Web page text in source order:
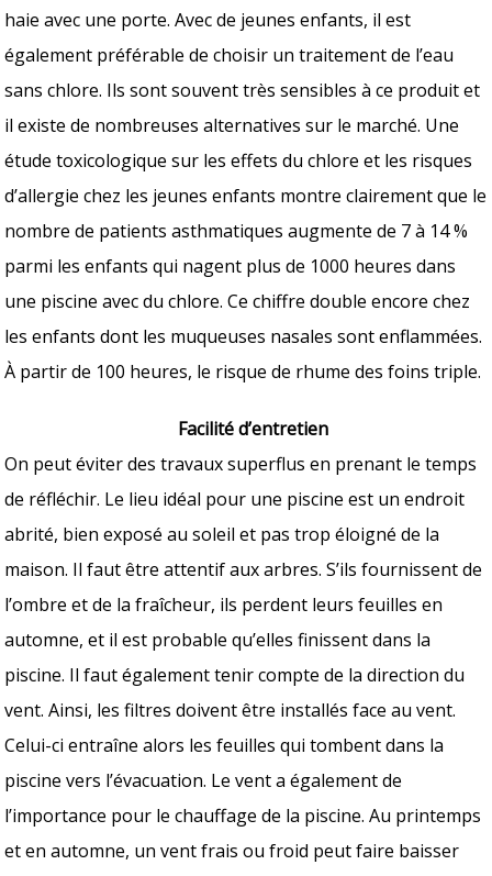
haie avec une porte. Avec de jeunes enfants, il est
également préférable de choisir un traitement de l’eau
sans chlore. Ils sont souvent très sensibles à ce produit et
il existe de nombreuses alternatives sur le marché. Une
étude toxicologique sur les effets du chlore et les risques
d’allergie chez les jeunes enfants montre clairement que le
nombre de patients asthmatiques augmente de 7 à 14 %
parmi les enfants qui nagent plus de 1000 heures dans
une piscine avec du chlore. Ce chiffre double encore chez
les enfants dont les muqueuses nasales sont enflammées.
À partir de 100 heures, le risque de rhume des foins triple.
Facilité d’entretien
On peut éviter des travaux superflus en prenant le temps
de réfléchir. Le lieu idéal pour une piscine est un endroit
abrité, bien exposé au soleil et pas trop éloigné de la
maison. Il faut être attentif aux arbres. S’ils fournissent de
l’ombre et de la fraîcheur, ils perdent leurs feuilles en
automne, et il est probable qu’elles finissent dans la
piscine. Il faut également tenir compte de la direction du
vent. Ainsi, les filtres doivent être installés face au vent.
Celui-ci entraîne alors les feuilles qui tombent dans la
piscine vers l’évacuation. Le vent a également de
l’importance pour le chauffage de la piscine. Au printemps
et en automne, un vent frais ou froid peut faire baisser